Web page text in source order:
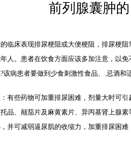
前列腺囊肿
临床表现排尿梗阻或大便梗阻，排尿梗
人。患者在饮食方面应该多加注意，以
该病患者要做到少食刺激性食品、.忌酒和
有些药物可加重排尿困难，剂量大时可
品、颠茄片及麻黄素片、异丙基肾上腺
并可减弱逼尿肌的收缩力，加重排尿困难